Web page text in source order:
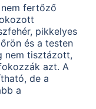
fertőző
pikkelyes
és a testen
nem tisztázott,
azt. A
de a
a